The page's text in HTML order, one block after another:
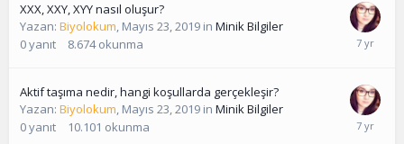
XXX, XXY, XYY nasıl oluşur?
Yazan: Biyolokum, Mayıs 23, 2019 in Minik Bilgiler
0yanıt 8.674 okunma
Aktif taşıma nedir, hangi koşullarda gerçekleşir?
Yazan: Biyolokum, Mayıs 23, 2019 in Minik Bilgiler
0yanıt 10.101 okunma